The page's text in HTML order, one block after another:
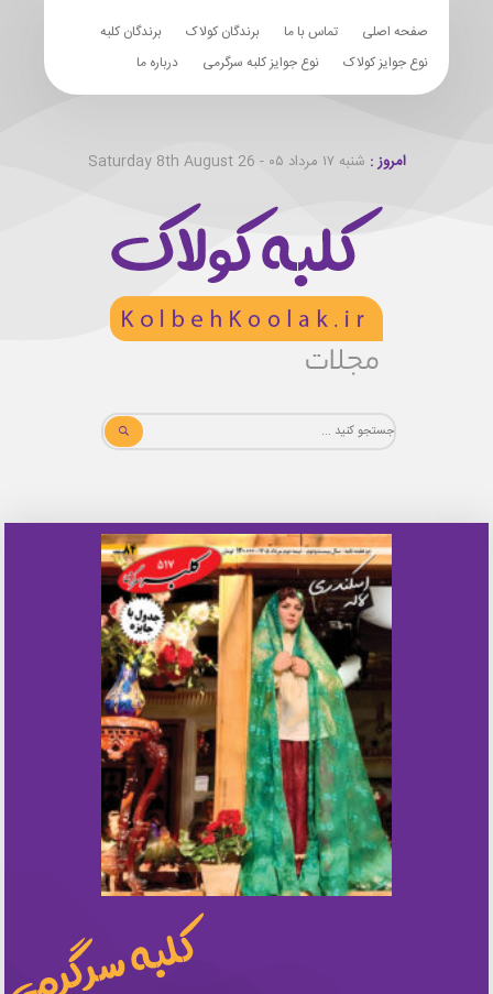
صفحه اصلی تماس با ما برندگان کولاک
برندگان کلبه
نوع جوایز کولاک
نوع جوایز کلبه سرگرمی درباره ما
امروز : شنبه ۱۷ مرداد ۰۵ - Saturday 8th August 26